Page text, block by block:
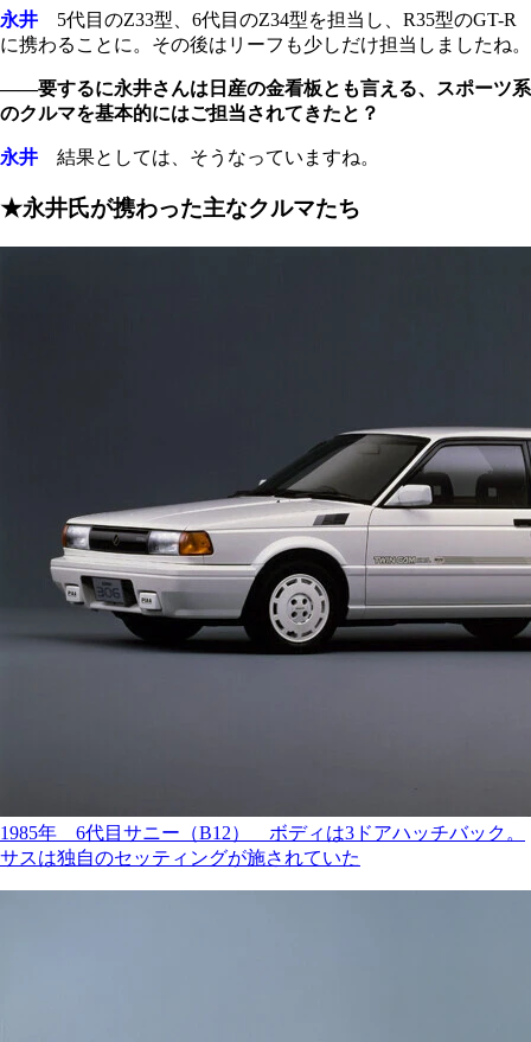
永井 5代目のZ33型、6代目のZ34型を担当し、R35型のGT-R
に携わることに。その後はリーフも少しだけ担当しましたね。
――要するに永井さんは日産の金看板とも言える、スポーツ系
のクルマを基本的にはご担当されてきたと？
永井 結果としては、そうなっていますね。
★永井氏が携わった主なクルマたち
1985年 6代目サニー（B12） ボディは3ドアハッチバック。
サスは独自のセッティングが施されていた